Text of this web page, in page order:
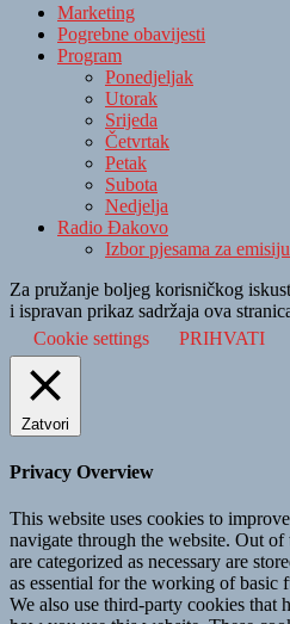
–
Arhiva
Marketing
Pogrebne obavijesti
Program
Ponedjeljak
Utorak
Srijeda
Četvrtak
Petak
Subota
Nedjelja
Radio Đakovo
Izbor pjesama za
Za pružanje boljeg korisničkog
i ispravan prikaz sadržaja ova
Cookie settings
PRIHVATI
Zatvori
Privacy Overview
This website uses cookies to
navigate through the website. Out of
are categorized as necessary are
as essential for the working of basic
We also use third-party cookies that